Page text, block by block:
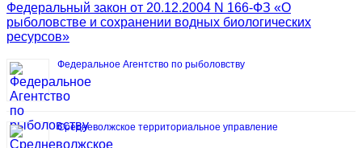
Федеральный закон от 20.12.2004 N 166-ФЗ «О
рыболовстве и сохранении водных биологических
ресурсов»
Федеральное Агентство по рыболовству
Средневолжское территориальное управление